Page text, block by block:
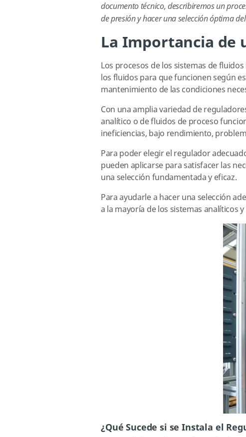
documento técnico, describiremos un
de presión y hacer una selección óptima
La Importancia de
Los procesos de los sistemas de
los fluidos para que funcionen según
mantenimiento de las condiciones
Con una amplia variedad de
analítico o de fluidos de proceso
ineficiencias, bajo rendimiento,
Para poder elegir el regulador
pueden aplicarse para satisfacer las
una selección fundamentada y eficaz.
Para ayudarle a hacer una selección
a la mayoría de los sistemas analíticos
¿Qué Sucede si se Instala el